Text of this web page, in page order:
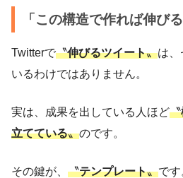
「この構造で作れば伸び
Twitterで〝伸びるツイート〟は、
いるわけではありません。
実は、成果を出している人ほど〝
立てている〟のです。
その鍵が、 〝テンプレート〟です